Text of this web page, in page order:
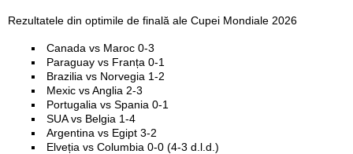
Rezultatele din optimile de finală ale Cupei Mondiale 2026
Canada vs Maroc 0-3
Paraguay vs Franța 0-1
Brazilia vs Norvegia 1-2
Mexic vs Anglia 2-3
Portugalia vs Spania 0-1
SUA vs Belgia 1-4
Argentina vs Egipt 3-2
Elveția vs Columbia 0-0 (4-3 d.l.d.)